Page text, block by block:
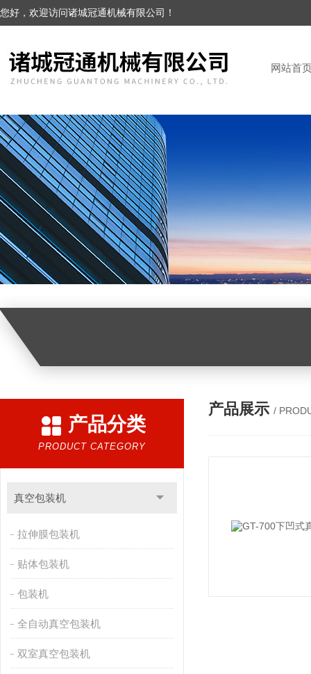
您好，欢迎访问诸城冠通机械有限公司！
网站首
产品分类
PRODUCT CATEGORY
真空包装机
拉伸膜包装机
贴体包装机
包装机
全自动真空包装机
双室真空包装机
产品展示 /